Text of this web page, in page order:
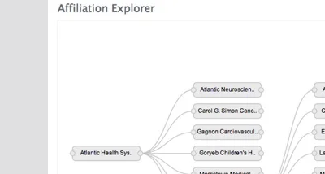
Previous